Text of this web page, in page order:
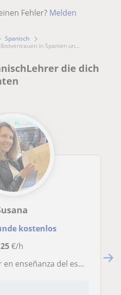
Fehler? Melden
Spanisch
in Spanien un...
die dich
kostenlos
25€/h
nivel intermedio y avanzado. Conversión, gramática, cultura...